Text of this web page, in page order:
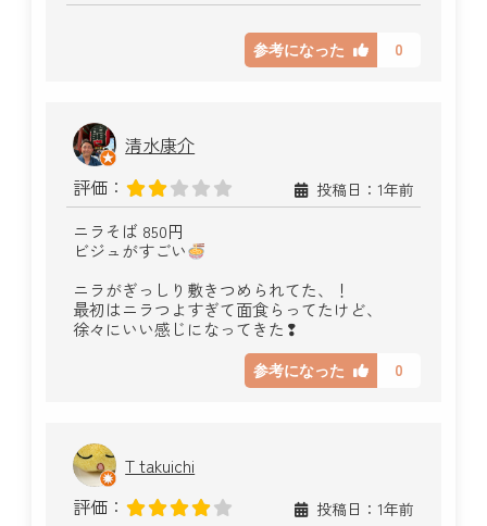
参考になった 0
清水康介
評価：
投稿日：1年前
ニラそば 850円
ビジュがすごい
ニラがぎっしり敷きつめられてた、！
最初はニラつよすぎて面食らってたけど、
徐々にいい感じになってきた❢
参考になった 0
T takuichi
評価：
投稿日：1年前